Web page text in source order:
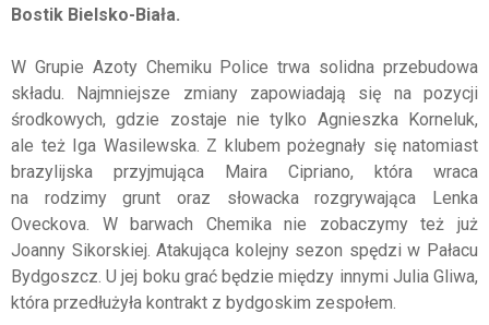
Bostik Bielsko-Biała.
W Grupie Azoty Chemiku Police trwa solidna przebudowa
składu. Najmniejsze zmiany zapowiadają się na pozycji
środkowych, gdzie zostaje nie tylko Agnieszka Korneluk,
ale też Iga Wasilewska. Z klubem pożegnały się natomiast
brazylijska przyjmująca Maira Cipriano, która wraca
na rodzimy grunt oraz słowacka rozgrywająca Lenka
Oveckova. W barwach Chemika nie zobaczymy też już
Joanny Sikorskiej. Atakująca kolejny sezon spędzi w Pałacu
Bydgoszcz. U jej boku grać będzie między innymi Julia Gliwa,
która przedłużyła kontrakt z bydgoskim zespołem.